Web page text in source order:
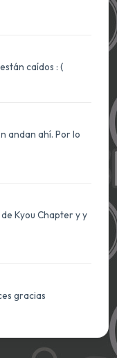
caídos : (
andan ahí. Por lo
Kyou Chapter y y
gracias